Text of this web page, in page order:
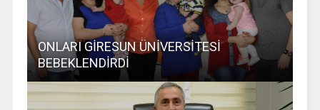
ONLARI GİRESUN ÜNİVERSİTESİ
BEBEKLENDİRDİ